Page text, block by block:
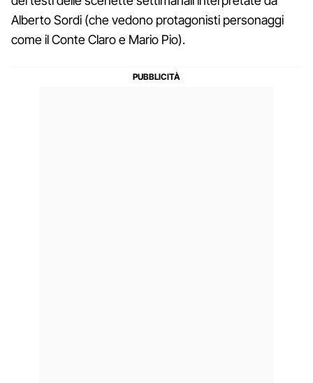
Alberto Sordi (che vedono protagonisti personaggi
come il Conte Claro e Mario Pio).